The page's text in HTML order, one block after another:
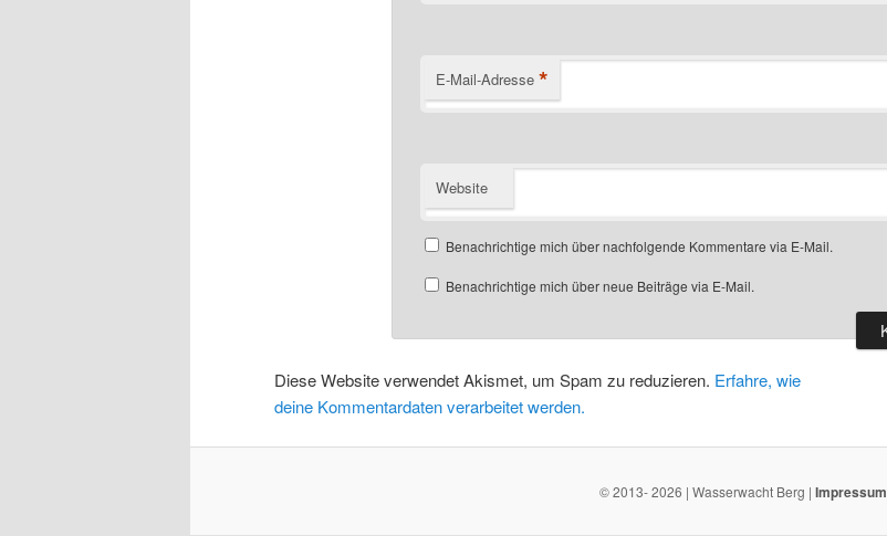
E-Mail-Adresse *
Website
Benachrichtige mich über nachfolgende Kommentare via E-Mail.
Benachrichtige mich über neue Beiträge via E-Mail.
Diese Website verwendet Akismet, um Spam zu reduzieren. Erfahre, wie
deine Kommentardaten verarbeitet werden.
© 2013- 2026 | Wasserwacht Berg | Impressum